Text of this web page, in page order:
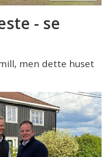
- se
men dette huset